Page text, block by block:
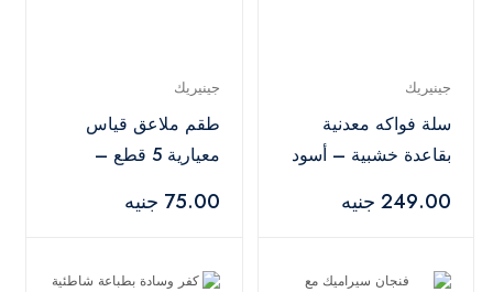
جينيريك
سلة فواكه معدنية
بقاعدة خشبية – أسود
249.00 جنيه
جينيريك
طقم ملاعق قياس
معيارية 5 قطع –
75.00 جنيه